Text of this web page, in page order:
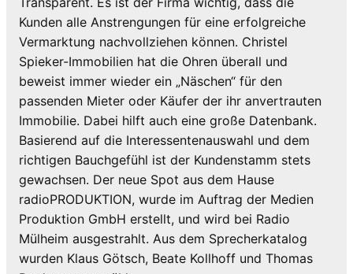
Kunden alle Anstrengungen für eine erfolgreiche
Vermarktung nachvollziehen können. Christel
Spieker-Immobilien hat die Ohren überall und
beweist immer wieder ein „Näschen“ für den
passenden Mieter oder Käufer der ihr anvertrauten
Immobilie. Dabei hilft auch eine große Datenbank.
Basierend auf die Interessentenauswahl und dem
richtigen Bauchgefühl ist der Kundenstamm stets
gewachsen. Der neue Spot aus dem Hause
radioPRODUKTION, wurde im Auftrag der Medien
Produktion GmbH erstellt, und wird bei Radio
Mülheim ausgestrahlt. Aus dem Sprecherkatalog
wurden Klaus Götsch, Beate Kollhoff und Thomas